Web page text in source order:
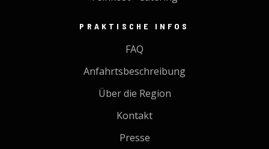
PRAKTISCHE INFOS
FAQ
Anfahrtsbeschreibung
Über die Region
Kontakt
Presse